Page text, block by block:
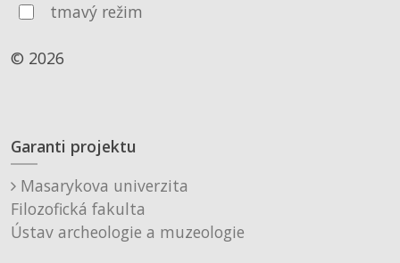
tmavý režim
© 2026
Garanti projektu
Masarykova univerzita
Filozofická fakulta
Ústav archeologie a muzeologie